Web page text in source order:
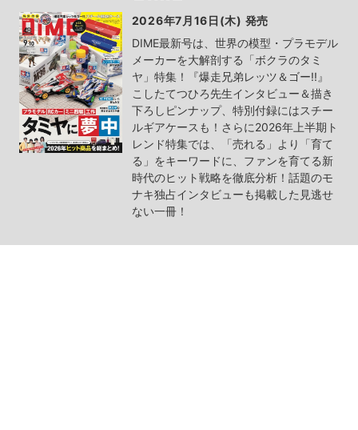
2026年7月16日(木) 発売
DIME最新号は、世界の模型・プラモデル
メーカーを大解剖する「ボクラのタミ
ヤ」特集！『爆走兄弟レッツ＆ゴー!!』
こしたてつひろ先生インタビュー＆描き
下ろしピンナップ、特別付録にはスチー
ルギアケースも！さらに2026年上半期ト
レンド特集では、「売れる」より「育て
る」をキーワードに、ファンを育てる新
時代のヒット戦略を徹底分析！話題のモ
ナキ独占インタビューも掲載した見逃せ
ない一冊！